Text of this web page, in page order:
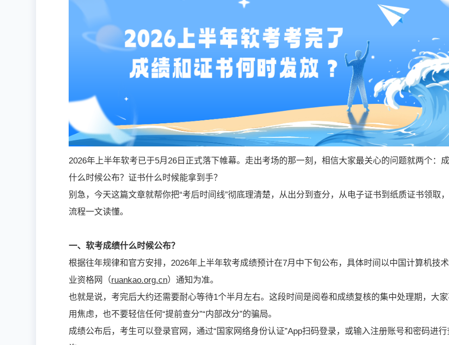
2026年上半年软考已于5月26日正式落下帷幕。走出考场的那一刻，相信大家最关心的问题就两个：
什么时候公布？证书什么时候能拿到手？
别急，今天这篇文章就帮你把“考后时间线”彻底理清楚，从出分到查分，从电子证书到纸质证书领取
流程一文读懂。
一、软考成绩什么时候公布？
根据往年规律和官方安排，2026年上半年软考成绩预计在7月中下旬公布，具体时间以中国计算机技
业资格网（ruankao.org.cn）通知为准。
也就是说，考完后大约还需要耐心等待1个半月左右。这段时间是阅卷和成绩复核的集中处理期，大
用焦虑，也不要轻信任何“提前查分”“内部改分”的骗局。
成绩公布后，考生可以登录官网，通过“国家网络身份认证”App扫码登录，或输入注册账号和密码进行